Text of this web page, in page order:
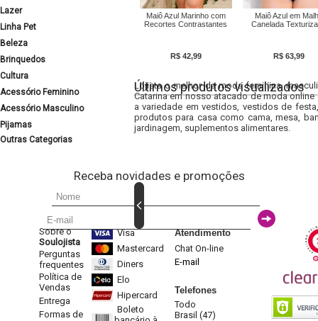
Lazer
Linha Pet
Beleza
Brinquedos
Cultura
Acessório Feminino
Acessório Masculino
Pijamas
Outras Categorias
Maiô Azul Marinho com
Recortes Contrastantes
R$ 42,99
Maiô Azul em
Canelada
R$ 63,99
Últimos produtos visualizados
Lojista o melhor da moda feminina,
Catarina em nosso atacado de moda
a variedade em vestidos, vestidos de
produtos para casa como cama, mesa,
jardinagem, suplementos alimentares.
Receba novidades e promoções
Sobre o
Soulojista
Perguntas
frequentes
Política de
Vendas
Entrega
Formas de
Visa
Mastercard
Diners
Elo
Hipercard
Boleto
Atendimento
Chat On-line
E-mail
Telefones
Todo
Brasil (47)